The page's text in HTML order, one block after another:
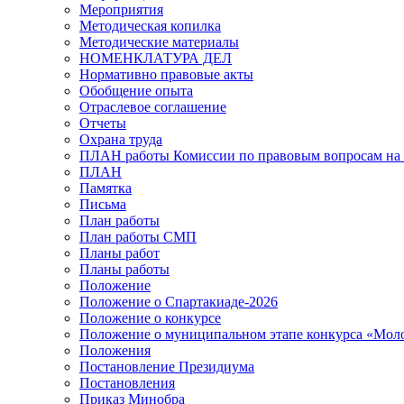
Мероприятия
Методическая копилка
Методические материалы
НОМЕНКЛАТУРА ДЕЛ
Нормативно правовые акты
Обобщение опыта
Отраслевое соглашение
Отчеты
Охрана труда
ПЛАН работы Комиссии по правовым вопросам на
ПЛАН
Памятка
Письма
План работы
План работы СМП
Планы работ
Планы работы
Положение
Положение о Спартакиаде-2026
Положение о конкурсе
Положение о муниципальном этапе конкурса
Положения
Постановление Президиума
Постановления
Приказ Минобра